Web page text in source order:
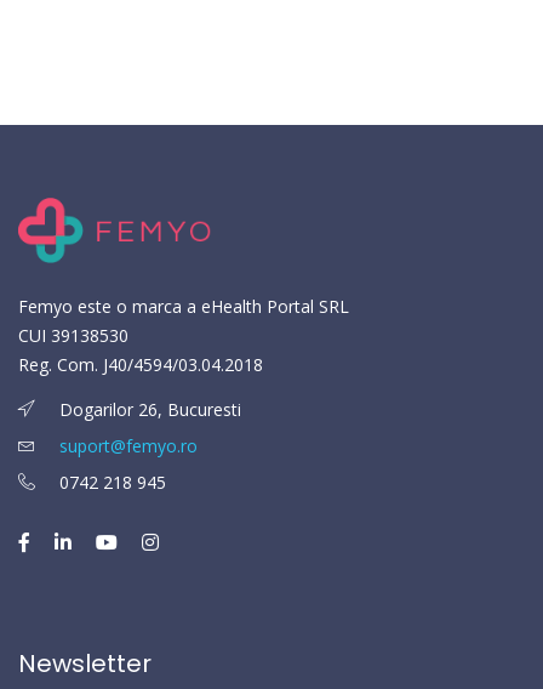
Femyo este o marca a eHealth Portal SRL
CUI 39138530
Reg. Com. J40/4594/03.04.2018
Dogarilor 26, Bucuresti
suport@femyo.ro
0742 218 945
Newsletter